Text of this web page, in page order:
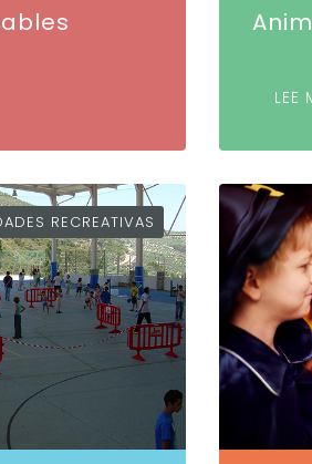
LEE
RECREATIVAS